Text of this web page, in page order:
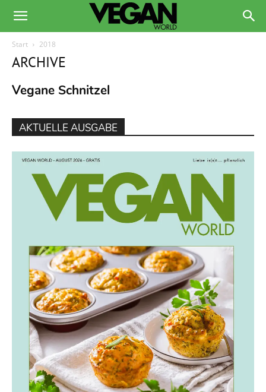
Start 2018
ARCHIVE
Vegane Schnitzel
AKTUELLE AUSGABE